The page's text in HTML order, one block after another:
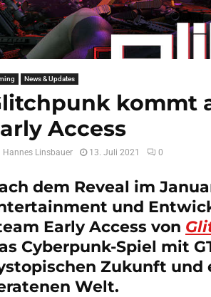
News & Updates
kommt
Access
Hannes Linsbauer 13. Juli 2021 0
dem Reveal im
und
Early Access von
Cyberpunk-Spiel mit
Zukunft und
Welt.